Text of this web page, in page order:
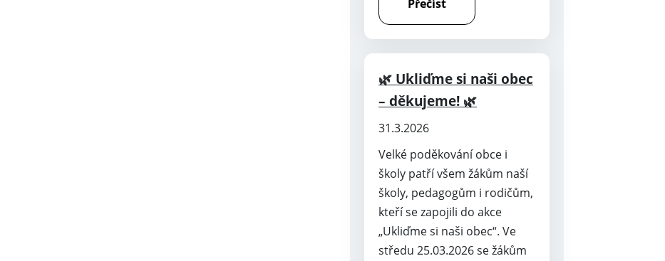
Přečíst
🌿 Ukliďme si naši obec
– děkujeme! 🌿
31.3.2026
Velké poděkování obce i
školy patří všem žákům naší
školy, pedagogům i rodičům,
kteří se zapojili do akce
„Ukliďme si naši obec“. Ve
středu 25.03.2026 se žákům